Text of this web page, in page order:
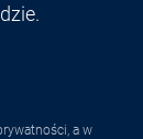
a w